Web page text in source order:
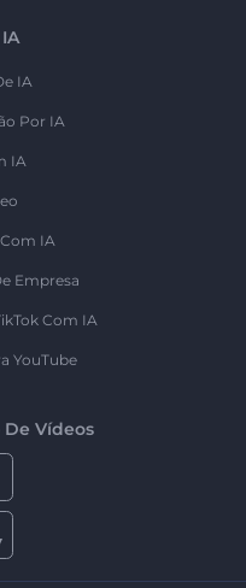
IA
Por IA
IA
IA
Empresa
Com IA
YouTube
Vídeos